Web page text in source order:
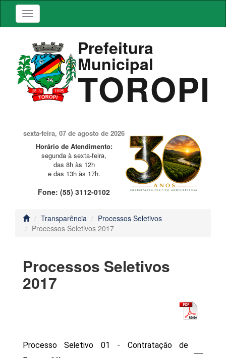
Prefeitura
Municipal
TOROPI
sexta-feira, 07 de agosto de 2026
Horário de Atendimento:
segunda à sexta-feira,
das 8h às 12h
e das 13h às 17h.
Fone: (55) 3112-0102
Transparência
Processos Seletivos
Processos Seletivos 2017
Processos Seletivos
2017
Processo Seletivo 01 - Contratação de